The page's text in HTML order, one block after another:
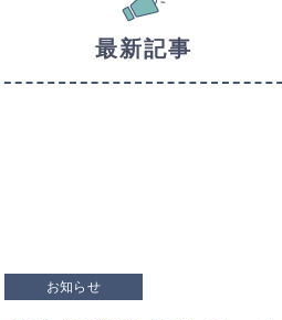
最新記事
お知らせ